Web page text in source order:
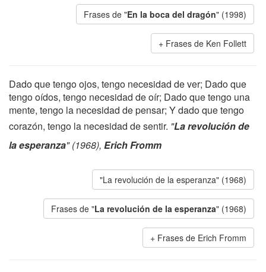
Frases de "En la boca del dragón" (1998)
Frases de Ken Follett
Dado que tengo ojos, tengo necesidad de ver; Dado que
tengo oídos, tengo necesidad de oír; Dado que tengo una
mente, tengo la necesidad de pensar; Y dado que tengo
corazón, tengo la necesidad de sentir. "La revolución de
la esperanza" (1968), Erich Fromm
"La revolución de la esperanza" (1968)
Frases de "La revolución de la esperanza" (1968)
Frases de Erich Fromm